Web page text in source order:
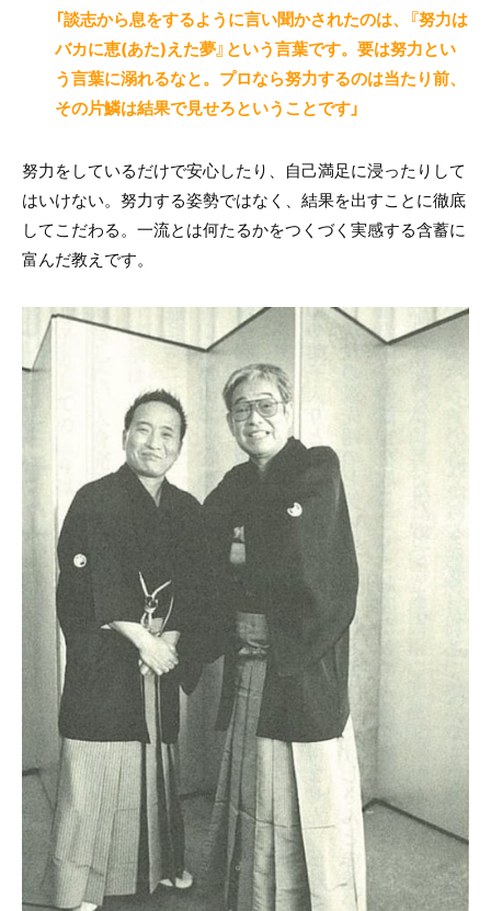
「談志から息をするように言い聞かされたのは、『努力は
バカに恵(あた)えた夢』という言葉です。要は努力とい
う言葉に溺れるなと。プロなら努力するのは当たり前、
その片鱗は結果で見せろということです」
努力をしているだけで安心したり、自己満足に浸ったりして
はいけない。努力する姿勢ではなく、結果を出すことに徹底
してこだわる。一流とは何たるかをつくづく実感する含蓄に
富んだ教えです。